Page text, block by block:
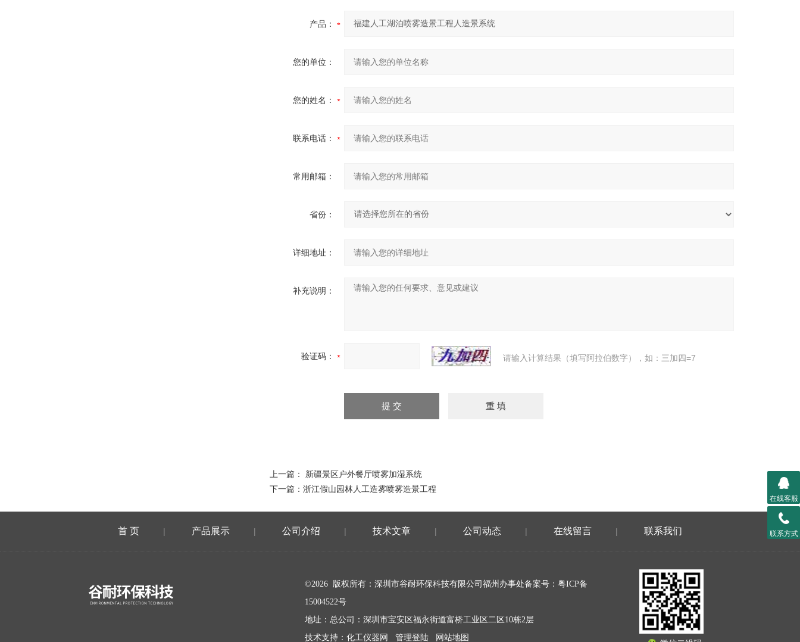
产品：
您的单位：
您的姓名：
联系电话：
常用邮箱：
省份：
详细地址：
补充说明：
验证码： 请输入计算结果（填写阿拉伯数字），如：三加四=7
上一篇： 新疆景区户外餐厅喷雾加湿系统
下一篇： 浙江假山园林人工造雾喷雾造景工程
首 页 | 产品展示 | 公司介绍 | 技术文章 | 公司动态 | 在线留言 | 联系我们
©2026 版权所有：深圳市谷耐环保科技有限公司福州办事处备案号：粤ICP备
15004522号
地址：总公司：深圳市宝安区福永街道富桥工业区二区10栋2层
技术支持： 化工仪器网 管理登陆 网站地图
在线客服
联系方式